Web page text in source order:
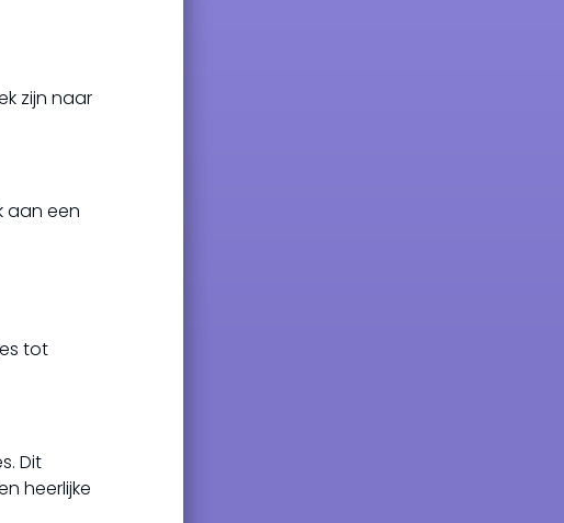
zijn naar
aan een
tot
Dit
heerlijke